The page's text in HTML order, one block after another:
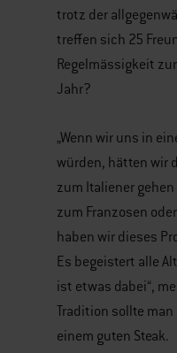
trotz der
treffen sich 25
Regelmässigkeit
Jahr?
„Wenn wir uns in
würden, hätten wir
zum Italiener
zum Franzosen
haben wir dieses
Es begeistert alle
ist etwas dabei“,
Tradition sollte
einem guten Steak.